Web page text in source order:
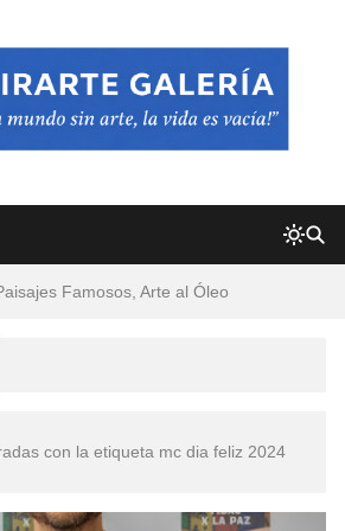
Famosos, Arte al Óleo
a Lápiz del 14 de Febrero
con la etiqueta mc dia feliz 2024